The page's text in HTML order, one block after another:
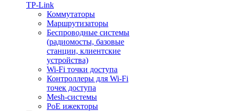
TP-Link
Коммутаторы
Маршрутизаторы
Беспроводные системы
(радиомосты, базовые
станции, клиентские
устройства)
Wi-Fi точки доступа
Контроллеры для Wi-Fi
точек доступа
Mesh-системы
PoE ижекторы